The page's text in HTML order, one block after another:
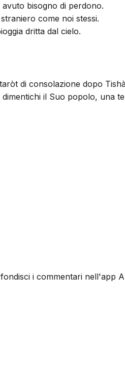
bisogno di perdono.
come noi stessi.
dritta dal cielo.
di consolazione dopo
il Suo popolo, una
i commentari nell'app